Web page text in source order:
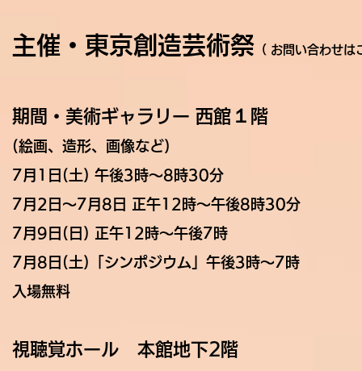
主催・東京創造芸術祭 （ お問い合わせは
期間・美術ギャラリー 西館 １ 階
(絵画、造形、画像など)
7月1日(土) 午後3時〜8時30分
7月2日〜7月8日 正午12時〜午後8時30分
7月9日(日) 正午12時〜午後7時
7月8日(土)「シンポジウム」午後3時〜7時
入場無料
視聴覚ホール 本館地下2階